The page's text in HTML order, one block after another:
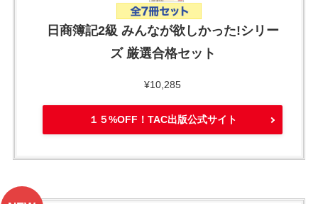
日商簿記2級 みんなが欲しかった!シリー
ズ 厳選合格セット
¥10,285
１５%OFF！TAC出版公式サイト